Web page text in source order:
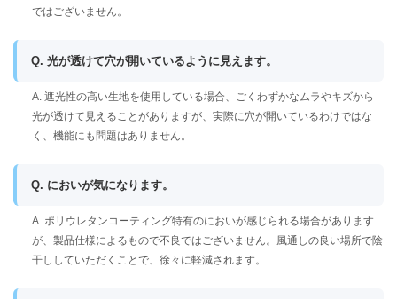
ではございません。
Q. 光が透けて穴が開いているように見えます。
A. 遮光性の高い生地を使用している場合、ごくわずかなムラやキズから
光が透けて見えることがありますが、実際に穴が開いているわけではな
く、機能にも問題はありません。
Q. においが気になります。
A. ポリウレタンコーティング特有のにおいが感じられる場合があります
が、製品仕様によるもので不良ではございません。風通しの良い場所で陰
干ししていただくことで、徐々に軽減されます。